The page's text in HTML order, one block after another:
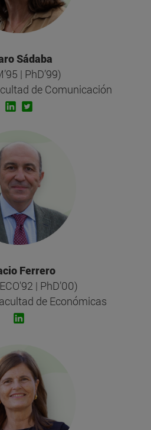
Sádaba
| PhD’99)
de Comunicación
Ferrero
| PhD’00)
de Económicas